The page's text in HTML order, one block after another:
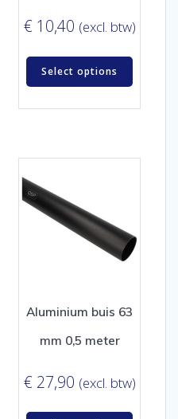
€ 10,40 (excl. btw)
Select options
Aluminium buis 63
mm 0,5 meter
€ 27,90 (excl. btw)